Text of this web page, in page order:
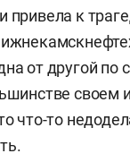
привела к
от другой по
своем
что-то